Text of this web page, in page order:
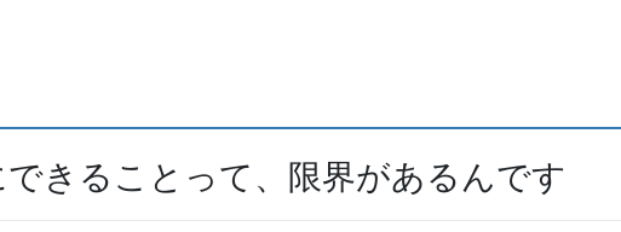
きることって、限界があるんです